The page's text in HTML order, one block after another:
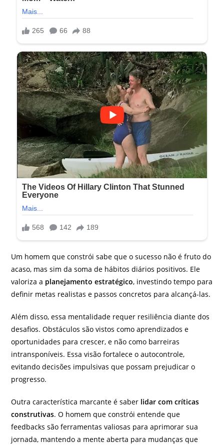
Um homem que constrói sabe que o sucesso não é fruto do
acaso, mas sim da soma de hábitos diários positivos. Ele
valoriza a planejamento estratégico, investindo tempo para
definir metas realistas e passos concretos para alcançá-las.
Além disso, essa mentalidade requer resiliência diante dos
desafios. Obstáculos são vistos como aprendizados e
oportunidades para crescer, e não como barreiras
intransponíveis. Essa visão fortalece o autocontrole,
evitando decisões impulsivas que possam prejudicar o
progresso.
Outra característica marcante é saber lidar com críticas
construtivas. O homem que constrói entende que
feedbacks são ferramentas valiosas para aprimorar sua
jornada, mantendo a mente aberta para mudanças que